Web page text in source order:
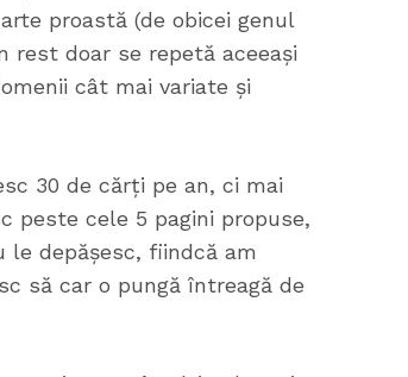
proastă (de obicei genul
doar se repetă aceeași
cât mai variate și
30 de cărți pe an, ci mai
peste cele 5 pagini propuse,
depășesc, fiindcă am
să car o pungă întreagă de